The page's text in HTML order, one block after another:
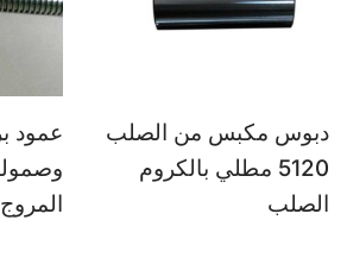
دبوس مكبس من الصلب
5120 مطلي بالكروم
الصلب
المروج